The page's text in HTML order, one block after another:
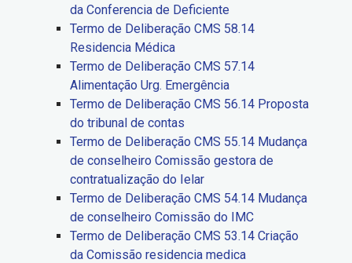
da Conferencia de Deficiente
Termo de Deliberação CMS 58.14
Residencia Médica
Termo de Deliberação CMS 57.14
Alimentação Urg. Emergência
Termo de Deliberação CMS 56.14 Proposta
do tribunal de contas
Termo de Deliberação CMS 55.14 Mudança
de conselheiro Comissão gestora de
contratualização do Ielar
Termo de Deliberação CMS 54.14 Mudança
de conselheiro Comissão do IMC
Termo de Deliberação CMS 53.14 Criação
da Comissão residencia medica